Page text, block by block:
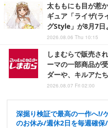
太ももにも目が惹
ギュア「ライザ(ラ
グStyle」が8月7日
2026.08.06 Thu 10:15
しまむらで販売さ
ーマの一部商品が
ダーや、キルアた
2026.08.07 Fri 02:00
深掘り検証で最高の一作へ!/
のお休み/週休2日を毎週確